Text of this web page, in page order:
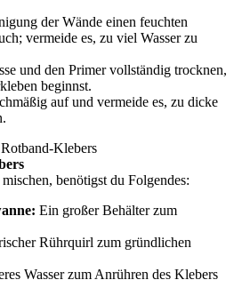
der Wände einen feuchten
vermeide es, zu viel Wasser zu
und den Primer vollständig trocknen,
beginnst.
auf und vermeide es, zu dicke
Klebers
benötigst du Folgendes:
Ein großer Behälter zum
Rührquirl zum gründlichen
Wasser zum Anrühren des Klebers